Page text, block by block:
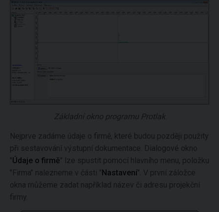
Základní okno programu Protlak
Nejprve zadáme údaje o firmě, které budou později použity
při sestavování výstupní dokumentace. Dialogové okno
"Údaje o firmě" lze spustit pomocí hlavního menu, položku
"Firma" nalezneme v části " Nastavení". V první záložce
okna můžeme zadat například název či adresu projekční
firmy.